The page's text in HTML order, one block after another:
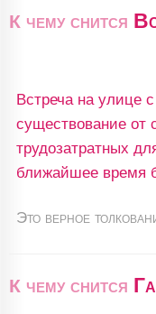
К чему снится
Встреча на улице
существование от
трудозатратных
ближайшее время
Это верное
К чему снится